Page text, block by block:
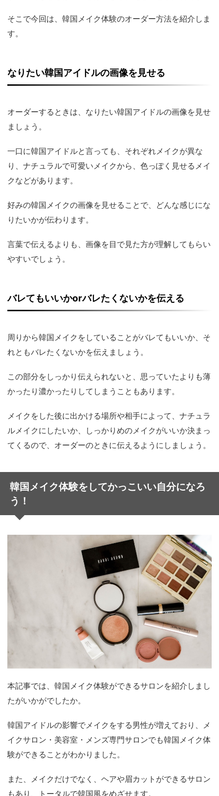
そこで今回は、韓国メイク体験のオーダー方法を紹介しま
す。
なりたい韓国アイドルの画像を見せる
オーダーするときは、なりたい韓国アイドルの画像を見せ
ましょう。
一口に韓国アイドルと言っても、それぞれメイクが異な
り、ナチュラルで可愛いメイクから、色っぽく見せるメイ
クなどがあります。
好みの韓国メイクの画像を見せることで、どんな感じにな
りたいかが伝わります。
言葉で伝えるよりも、画像を目で見た方が理解してもらい
やすいでしょう。
バレてもいいかorバレたくないかを伝える
周りから韓国メイクをしていることがバレてもいいか、そ
れともバレたくないかを伝えましょう。
この部分をしっかり伝えられないと、思っていたよりも薄
かったり濃かったりしてしまうこともあります。
メイクをした後に出かける場所や相手によって、ナチュラ
ルメイクにしたいか、しっかりめのメイクがいいか決まっ
てくるので、オーダーのときに伝えるようにしましょう。
韓国メイク体験をしてかっこいい自分になろ
う！
本記事では、韓国メイク体験ができるサロンを紹介しまし
たがいかがでしたか。
韓国アイドルの影響でメイクをする男性が増えており、メ
イクサロン・美容室・メンズ専門サロンでも韓国メイク体
験ができることがわかりました。
また、メイクだけでなく、ヘアや眉カットができるサロン
もあり、トータルで韓国風をめざせます。